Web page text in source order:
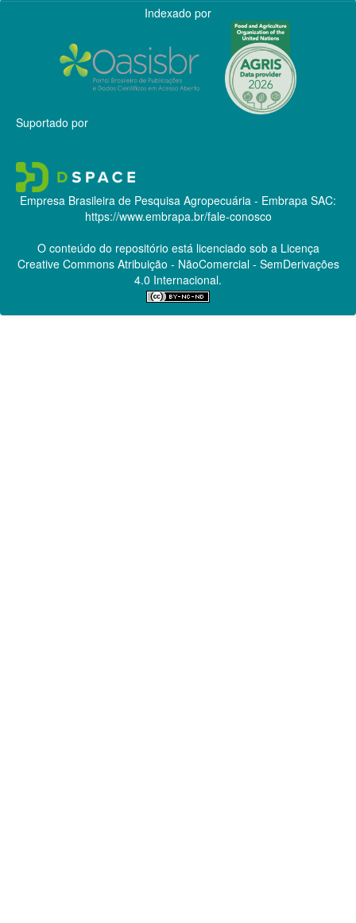
Indexado por
Suportado por
Empresa Brasileira de Pesquisa Agropecuária - Embrapa SAC:
https://www.embrapa.br/fale-conosco
O conteúdo do repositório está licenciado sob a Licença
Creative CommonsAtribuição - NãoComercial - SemDerivações
4.0 Internacional.